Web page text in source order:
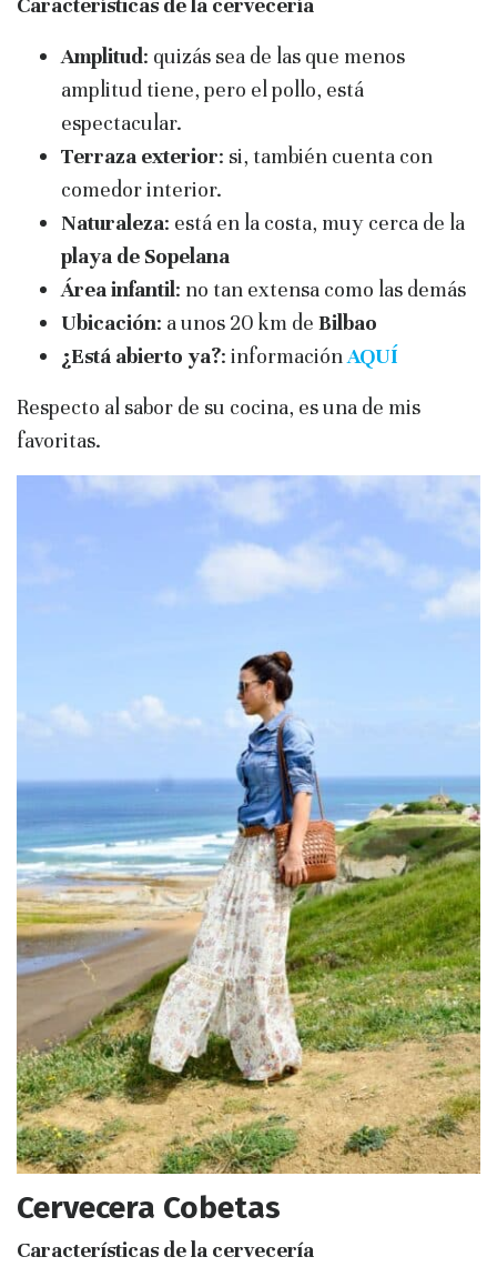
Características de la cervecería
Amplitud: quizás sea de las que menos
amplitud tiene, pero el pollo, está
espectacular.
Terraza exterior: si, también cuenta con
comedor interior.
Naturaleza: está en la costa, muy cerca de la
playa de Sopelana
Área infantil: no tan extensa como las demás
Ubicación: a unos 20 km de Bilbao
¿Está abierto ya?: informaciónAQUÍ
Respecto al sabor de su cocina, es una de mis
favoritas.
Cervecera Cobetas
Características de la cervecería